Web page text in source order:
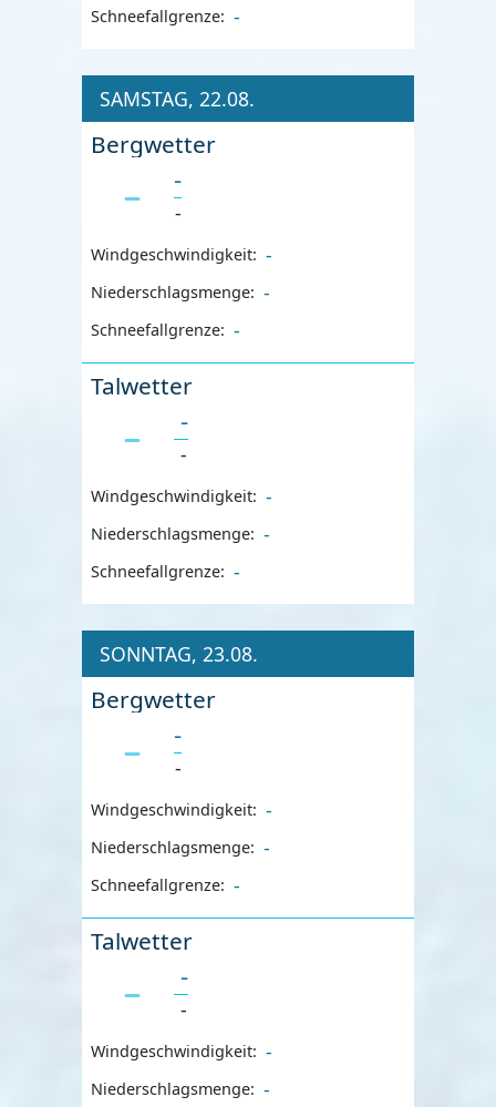
Schneefallgrenze: -
SAMSTAG, 22.08.
Bergwetter
-
-
Windgeschwindigkeit: -
Niederschlagsmenge: -
Schneefallgrenze: -
Talwetter
-
-
Windgeschwindigkeit: -
Niederschlagsmenge: -
Schneefallgrenze: -
SONNTAG, 23.08.
Bergwetter
-
-
Windgeschwindigkeit: -
Niederschlagsmenge: -
Schneefallgrenze: -
Talwetter
-
-
Windgeschwindigkeit: -
Niederschlagsmenge: -